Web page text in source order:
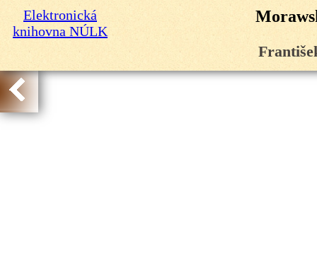
Elektronická
knihovna NÚLK